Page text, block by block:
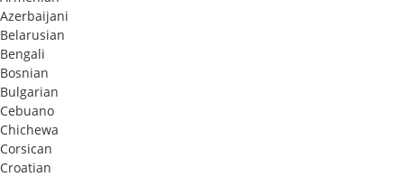
Azerbaijani
Belarusian
Bengali
Bosnian
Bulgarian
Cebuano
Chichewa
Corsican
Croatian